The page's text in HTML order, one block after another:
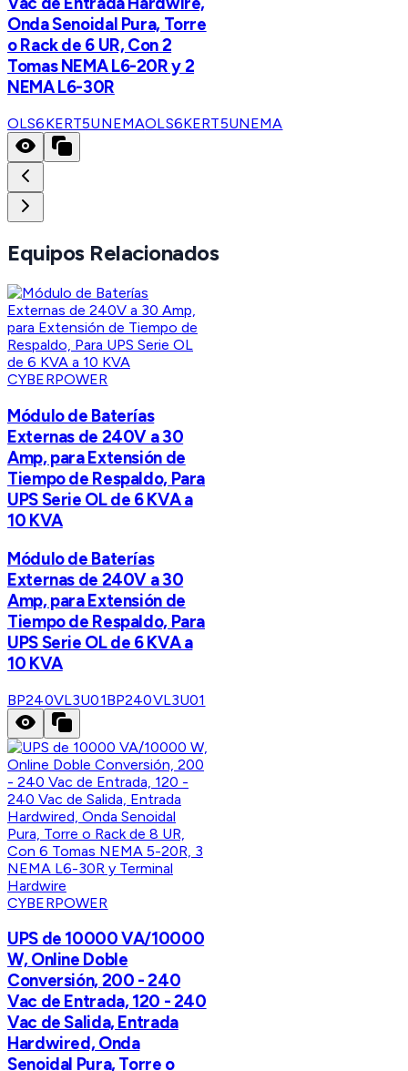
Onda Senoidal Pura, Torre
o Rack de 6 UR, Con 2
Tomas NEMA L6-20R y 2
NEMA L6-30R
OLS6KERT5UNEMAOLS6KERT5UNEMA
Equipos Relacionados
CYBERPOWER
Módulo de Baterías
Externas de 240V a 30
Amp, para Extensión de
Tiempo de Respaldo, Para
UPS Serie OL de 6 KVA a
10 KVA
Módulo de Baterías
Externas de 240V a 30
Amp, para Extensión de
Tiempo de Respaldo, Para
UPS Serie OL de 6 KVA a
10 KVA
BP240VL3U01BP240VL3U01
CYBERPOWER
UPS de 10000 VA/10000
W, Online Doble
Conversión, 200 - 240
Vac de Entrada, 120 - 240
Vac de Salida, Entrada
Hardwired, Onda
Senoidal Pura, Torre o